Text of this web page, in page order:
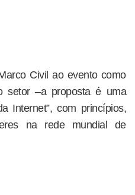
Civil ao evento como
setor –a proposta é uma
Internet”, com princípios,
na rede mundial de